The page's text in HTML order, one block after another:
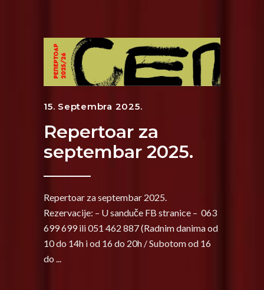
15. Septembra 2025.
Repertoar za
septembar 2025.
Repertoar za septembar 2025.
Rezervacije: – U sanduče FB stranice – 063
699 699 ili 051 462 887 (Radnim danima od
10 do 14h i od 16 do 20h / Subotom od 16
do